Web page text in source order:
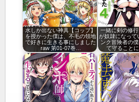
水しか出ない神具【コップ】
を授かった僕は、不毛の領地
で好きに生きる事にしました
raw 第01-07巻…
一緒に剣の修
が奴隷になって
ンク冒険者の
て守ること